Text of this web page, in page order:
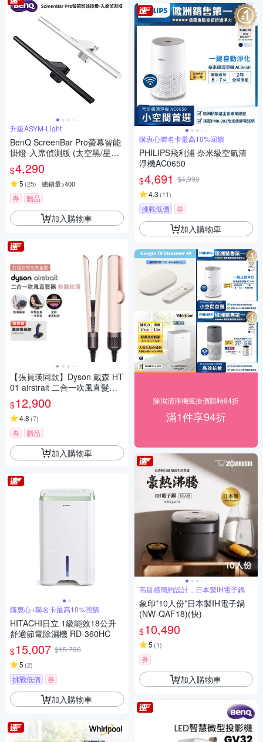
升級ASYM-Light
BenQ ScreenBar Pro螢幕智能
掛燈-入席偵測版 (太空黑/星辰
銀) 兩色任選
$4,290
5 (25) 總銷量>400
券 贈品
加入購物車
【張員瑛同款】Dyson 戴森 HT
01 airstrait 二合一吹風直髮器
粉霧玫瑰 贈原廠架
$12,900
4.8 (7)
券 贈品
加入購物車
購衷心+聯名卡最高10%回饋
HITACHI日立 1級能效18公升
舒適節電除濕機 RD-360HC
$15,007 $15,796
5 (2)
挑戰低價 券
加入購物車
購衷心聯名卡最高10%回饋
PHILIPS飛利浦 奈米級空氣清
淨機AC0650
$4,691 $4,990
4.3 (11)
挑戰低價 券
加入購物車
除濕清淨機瘋搶價限時94折
滿1件享94折
高質感簡約設計，日本製IH電子鍋
象印*10人份*日本製IH電子鍋
(NW-QAF18)(快)
$10,490
5 (1)
券
加入購物車